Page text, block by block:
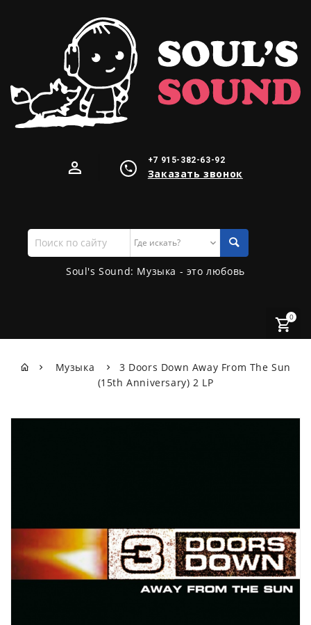
+7 915-382-63-92
Заказать звонок
Поиск
по
сайту
Soul's Sound: Музыка - это любовь
0
Музыка
3 Doors Down Away From The Sun
(15th Anniversary) 2 LP